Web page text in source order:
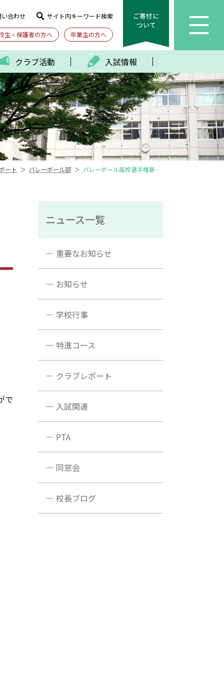
い合わせ サイト内キーワード検索
生・保護者の方へ 卒業生の方へ
ご寄付に
ついて
クラブ活動 入試情報
ート ＞ バレーボール部 ＞ バレーボール高校選手権新潟県予選 男子結果
で
ニュース一覧
重要なお知らせ
お知らせ
学校行事
特進コース
クラブレポート
入試関連
PTA
同窓会
校長ブログ